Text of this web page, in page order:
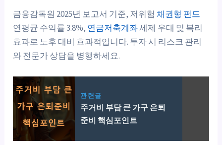
금융감독원 2025년 보고서 기준, 저위험채권형 펀드
연평균 수익률 3.8%, 연금저축계좌세제 우대 및 복리
효과로 노후 대비 효과적입니다. 투자 시 리스크 관리
와 전문가 상담을 병행하세요.
관련글
주거비 부담 큰 가구 은퇴
준비 핵심포인트